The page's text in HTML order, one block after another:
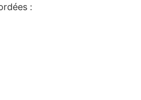
: